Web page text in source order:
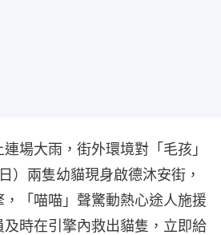
場大雨，街外環境對「毛孩」
）兩隻幼貓現身啟德沐安街，
「喵喵」聲驚動熱心途人施援
時在引擎內救出貓隻，立即給